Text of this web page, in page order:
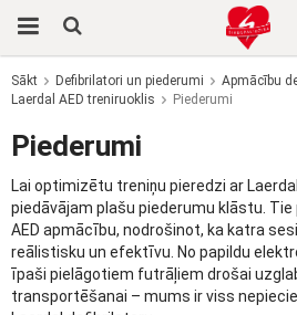
Prece tika pievienota
Sākt Defibrilatori un piederumi
Apmācību
Laerdal AED treniruoklis
Piederumi
Piederumi
Lai optimizētu treniņu pieredzi ar
piedāvājam plašu piederumu klāstu. Tie
AED apmācību, nodrošinot, ka katra
reālistisku un efektīvu. No papildu
īpaši pielāgotiem futrāļiem drošai
transportēšanai – mums ir viss